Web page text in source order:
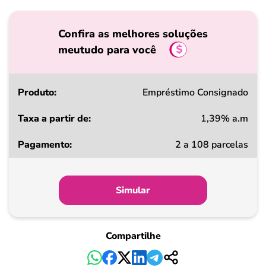
Confira as melhores soluções
meutudo para você
Produto
a
Pagamento
Empréstimo Consignado
1,39% a.m
2 a 108 parcelas
Simular
Compartilhe